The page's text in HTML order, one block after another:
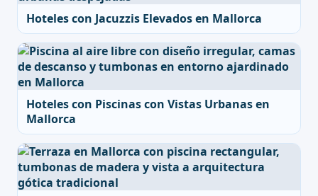
Hoteles con Jacuzzis Elevados en Mallorca
Hoteles con Piscinas con Vistas Urbanas en
Mallorca